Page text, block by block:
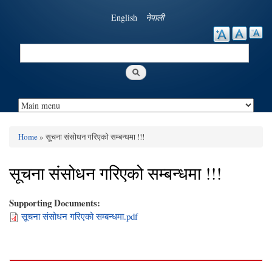
English नेपाली
Search
You are here
Home» सूचना संसोधन गरिएको सम्बन्धमा !!!
सूचना संसोधन गरिएको सम्बन्धमा !!!
Supporting Documents:
सूचना संसोधन गरिएको सम्बन्धमा.pdf